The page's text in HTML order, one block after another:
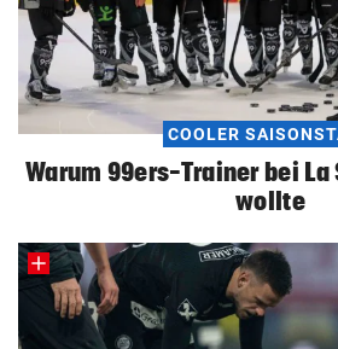
COOLER
Warum 99ers-Trainer bei
wollte